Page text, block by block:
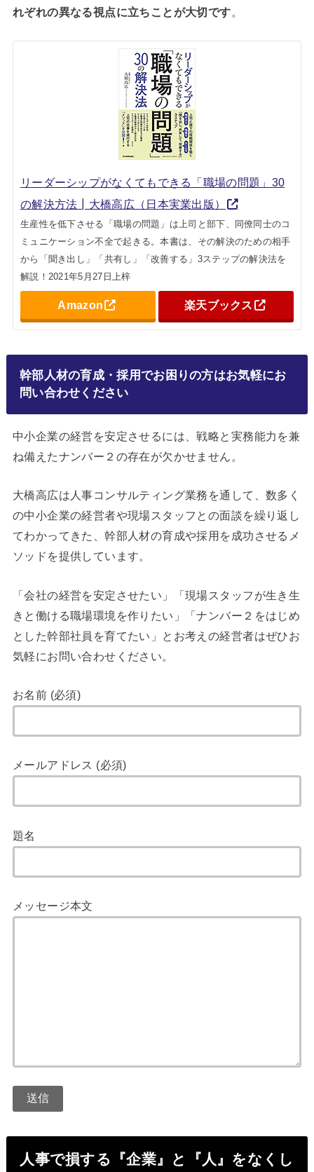
れぞれの異なる視点に立ちことが大切です。
リーダーシップがなくてもできる「職場の問題」30
の解決方法┃大橋高広（日本実業出版）
生産性を低下させる「職場の問題」は上司と部下、同僚同士のコ
ミュニケーション不全で起きる。本書は、その解決のための相手
から「聞き出し」「共有し」「改善する」3ステップの解決法を
解説！2021年5月27日上梓
Amazon 楽天ブックス
幹部人材の育成・採用でお困りの方はお気軽にお
問い合わせください
中小企業の経営を安定させるには、戦略と実務能力を兼
ね備えたナンバー２の存在が欠かせません。
大橋高広は人事コンサルティング業務を通して、数多く
の中小企業の経営者や現場スタッフとの面談を繰り返し
てわかってきた、幹部人材の育成や採用を成功させるメ
ソッドを提供しています。
「会社の経営を安定させたい」「現場スタッフが生き生
きと働ける職場環境を作りたい」「ナンバー２をはじめ
とした幹部社員を育てたい」とお考えの経営者はぜひお
気軽にお問い合わせください。
お名前 (必須)
メールアドレス (必須)
題名
メッセージ本文
人事で損する『企業』と『人』をなくし